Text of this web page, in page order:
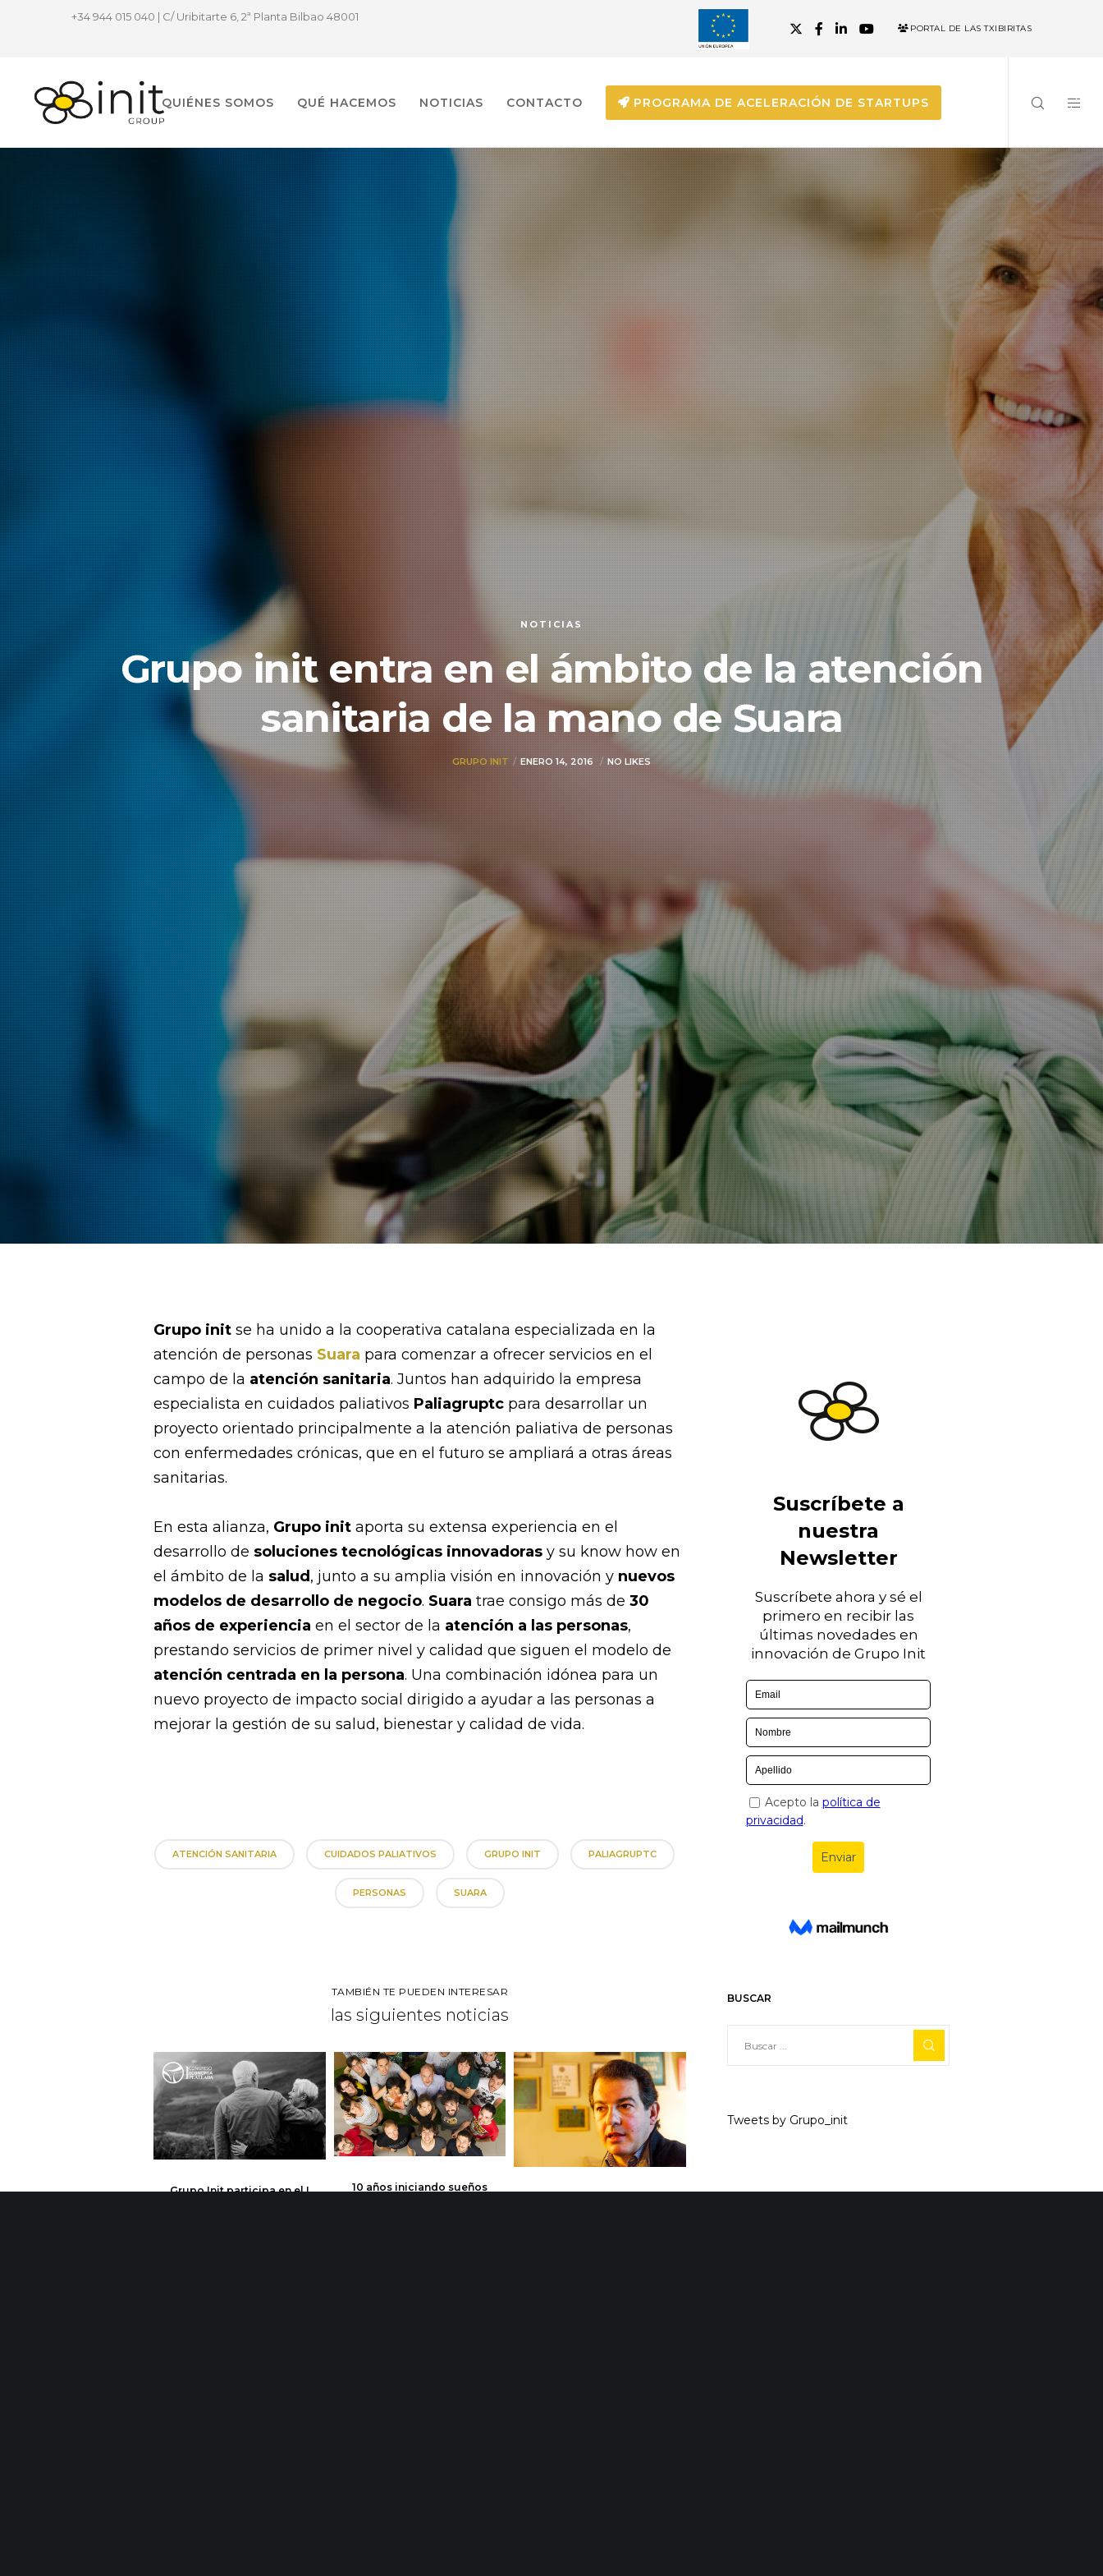
+34 944 015 040 | C/ Uribitarte 6, 2ª Planta Bilbao 48001
PORTAL DE LAS TXIBIRITAS
QUIÉNES SOMOS QUÉ HACEMOS NOTICIAS CONTACTO PROGRAMA DE ACELERACIÓN DE STARTUPS
NOTICIAS
Grupo init entra en el ámbito de la atención
sanitaria de la mano de Suara
GRUPO INIT ENERO 14, 2016 NO LIKES
Grupo init se ha unido a la cooperativa catalana especializada en la
atención de personas Suara para comenzar a ofrecer servicios en el
campo de la atención sanitaria. Juntos han adquirido la empresa
especialista en cuidados paliativos Paliagruptc para desarrollar un
proyecto orientado principalmente a la atención paliativa de personas
con enfermedades crónicas, que en el futuro se ampliará a otras áreas
sanitarias.
En esta alianza, Grupo init aporta su extensa experiencia en el
desarrollo de soluciones tecnológicas innovadoras y su know how en
el ámbito de la salud , junto a su amplia visión en innovación y nuevos
modelos de desarrollo de negocio. Suara trae consigo más de 30
años de experiencia en el sector de la atención a las personas,
prestando servicios de primer nivel y calidad que siguen el modelo de
atención centrada en la persona. Una combinación idónea para un
nuevo proyecto de impacto social dirigido a ayudar a las personas a
mejorar la gestión de su salud, bienestar y calidad de vida.
ATENCIÓN SANITARIA CUIDADOS PALIATIVOS GRUPO INIT PALIAGRUPTC
PERSONAS SUARA
TAMBIÉN TE PUEDEN INTERESAR
las siguientes noticias
Grupo Init participa en el I
10 años iniciando sueños
BUSCAR
Tweets by Grupo_init